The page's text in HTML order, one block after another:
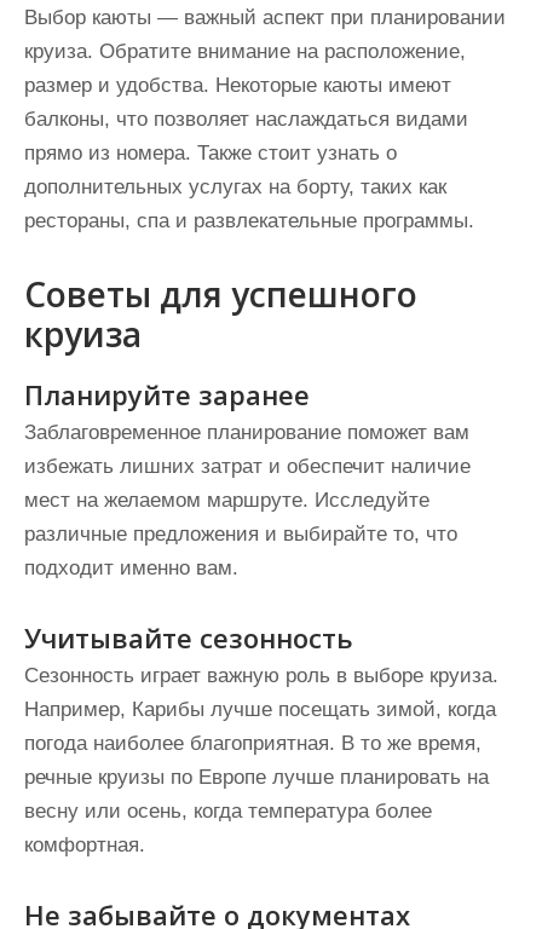
Выбор каюты — важный аспект при планировании
круиза. Обратите внимание на расположение,
размер и удобства. Некоторые каюты имеют
балконы, что позволяет наслаждаться видами
прямо из номера. Также стоит узнать о
дополнительных услугах на борту, таких как
рестораны, спа и развлекательные программы.
Советы для успешного
круиза
Планируйте заранее
Заблаговременное планирование поможет вам
избежать лишних затрат и обеспечит наличие
мест на желаемом маршруте. Исследуйте
различные предложения и выбирайте то, что
подходит именно вам.
Учитывайте сезонность
Сезонность играет важную роль в выборе круиза.
Например, Карибы лучше посещать зимой, когда
погода наиболее благоприятная. В то же время,
речные круизы по Европе лучше планировать на
весну или осень, когда температура более
комфортная.
Не забывайте о документах